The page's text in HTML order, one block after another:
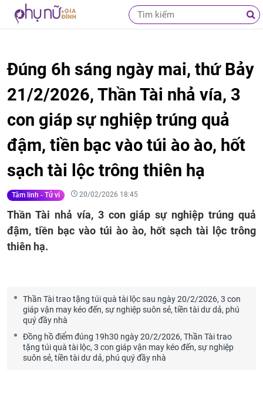
Đúng 6h sáng ngày mai, thứ Bảy
21/2/2026, Thần Tài nhả vía, 3
con giáp sự nghiệp trúng quả
đậm, tiền bạc vào túi ào ào, hốt
sạch tài lộc trông thiên hạ
Tâm linh - Tử vi 20/02/2026 18:45
Thần Tài nhả vía, 3 con giáp sự nghiệp trúng quả
đậm, tiền bạc vào túi ào ào, hốt sạch tài lộc trông
thiên hạ.
Thần Tài trao tặng túi quà tài lộc sau ngày 20/2/2026, 3 con
giáp vận may kéo đến, sự nghiệp suôn sẻ, tiền tài dư dả, phú
quý đầy nhà
Đồng hồ điểm đúng 19h30 ngày 20/2/2026, Thần Tài trao
tặng túi quà tài lộc, 3 con giáp vận may kéo đến, sự nghiệp
suôn sẻ, tiền tài dư dả, phú quý đầy nhà